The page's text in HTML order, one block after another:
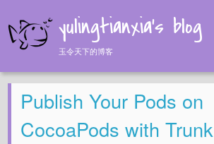
yulingtianxia's blog
玉令天下的博客
Home
Archives
Tags
Publish Your Pods on
CocoaPods with Trunk